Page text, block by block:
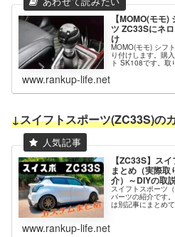
【MOMO(モモ
ツ ZC33Sにネ
け
MOMO(モモ) シフ
り付けします。購
ト SK108です。取
www.rankup-life.net
↓スイフトスポーツ(ZC33S)の
【ZC33S】ス
まとめ（実際
介）～DIYの取
スイフトスポーツ
パーツの紹介です
は別記事にまとめ
いきますので、気
んなパーツがある
www.rankup-life.net